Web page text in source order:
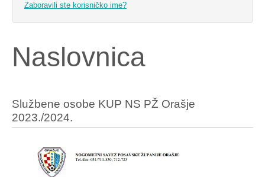
Zaboravili ste korisničko ime?
Naslovnica
Službene osobe KUP NS PŽ Orašje
2023./2024.